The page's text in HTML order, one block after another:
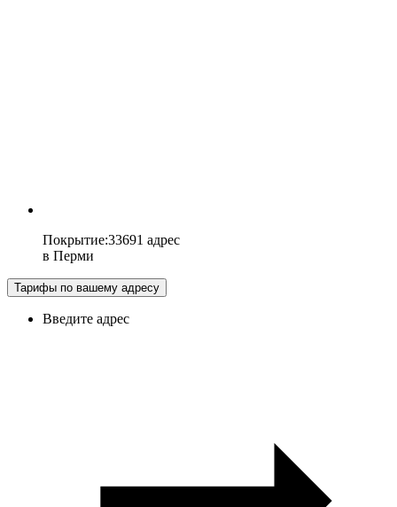
Покрытие:33691 адрес
в Перми
Тарифы по вашему адресу
Введите адрес